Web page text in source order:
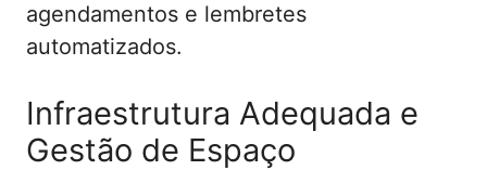
agendamentos e lembretes
automatizados.
Infraestrutura Adequada e
Gestão de Espaço